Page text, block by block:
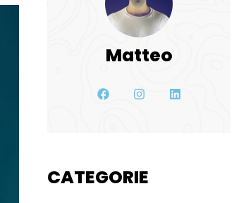
Matteo
CATEGORIE